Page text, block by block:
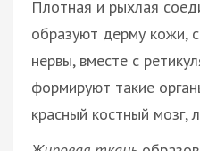
Плотная и рыхлая
образуют дерму кожи,
нервы, вместе с
формируют такие
красный костный мозг,